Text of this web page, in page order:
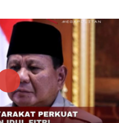
Play